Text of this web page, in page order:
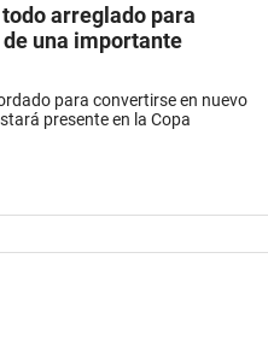
arreglado para
una importante
para convertirse en nuevo
presente en la Copa